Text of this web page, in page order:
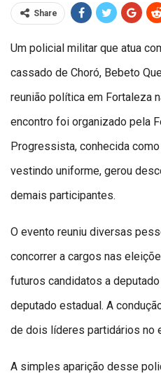
Share
Um policial militar que atua
cassado de Choró, Bebeto
reunião política em Fortaleza
encontro foi organizado pela
Progressista, conhecida
vestindo uniforme, gerou
demais participantes.
O evento reuniu diversas
concorrer a cargos nas
futuros candidatos a
deputado estadual. A
de dois líderes partidários no
A simples aparição desse